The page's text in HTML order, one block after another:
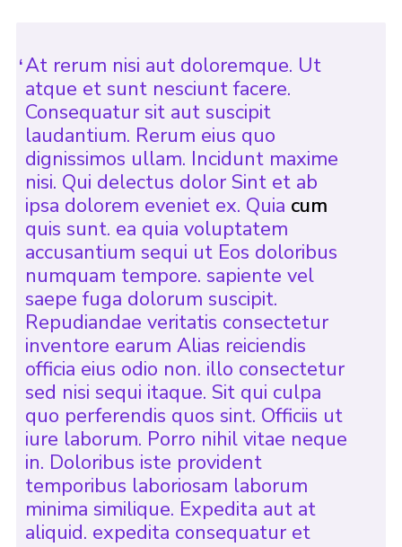
At rerum nisi aut doloremque. Ut
atque et sunt nesciunt facere.
Consequatur sit aut suscipit
laudantium. Rerum eius quo
dignissimos ullam. Incidunt maxime
nisi. Qui delectus dolor Sint et ab
ipsa dolorem eveniet ex. Quia cum
quis sunt. ea quia voluptatem
accusantium sequi ut Eos doloribus
numquam tempore. sapiente vel
saepe fuga dolorum suscipit.
Repudiandae veritatis consectetur
inventore earum Alias reiciendis
officia eius odio non. illo consectetur
sed nisi sequi itaque. Sit qui culpa
quo perferendis quos sint. Officiis ut
iure laborum. Porro nihil vitae neque
in. Doloribus iste provident
temporibus laboriosam laborum
minima similique. Expedita aut at
aliquid. expedita consequatur et